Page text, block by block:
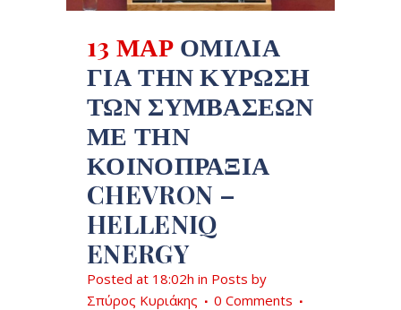
13 ΜΑΡ ΟΜΙΛΊΑ
ΓΙΑ ΤΗΝ ΚΎΡΩΣΗ
ΤΩΝ ΣΥΜΒΆΣΕΩΝ
ΜΕ ΤΗΝ
ΚΟΙΝΟΠΡΑΞΊΑ
CHEVRON –
HELLENIQ
ENERGY
Posted at 18:02h in Posts by
Σπύρος Κυριάκης
0 Comments